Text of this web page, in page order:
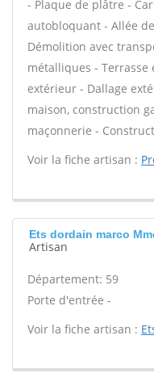
- Plaque de plâtre -
autobloquant - Allée
Démolition avec
métalliques - Terrasse
extérieur - Dallage
maison, construction
maçonnerie -
Voir la fiche artisan :
Ets dordain marco
Artisan
Département: 59
Porte d'entrée -
Voir la fiche artisan :